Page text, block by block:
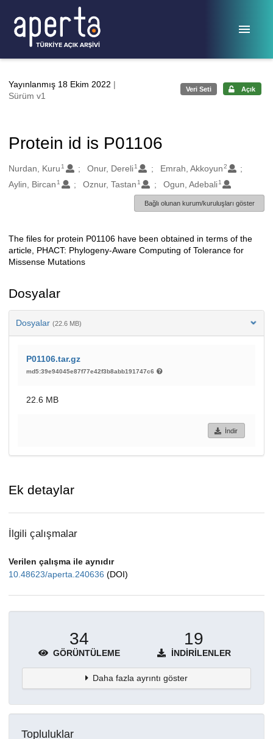
Yayınlanmış 18 Ekim 2022 |
Sürüm v1
Veri Seti Açık
Protein id is P01106
Oluşturanlar
Nurdan, Kuru 1 Onur, Dereli 1 Emrah, Akkoyun2
Aylin, Bircan 1 Oznur, Tastan 1 Ogun, Adebali 1
Bağlı olunan kurum/kuruluşları göster
Açıklama
The files for protein P01106 have been obtained in terms of the
article, PHACT: Phylogeny-Aware Computing of Tolerance for
Missense Mutations
Dosyalar
Dosyalar (22.6 MB)
P01106.tar.gz
md5:39e94045e87f77e42f3b8abb191747c6
22.6 MB
İndir
Ek detaylar
İlgili çalışmalar
Verilen çalışma ile aynıdır
10.48623/aperta.240636 (DOI)
34
GÖRÜNTÜLEME
19
İNDIRILENLER
Daha fazla ayrıntı göster
Topluluklar